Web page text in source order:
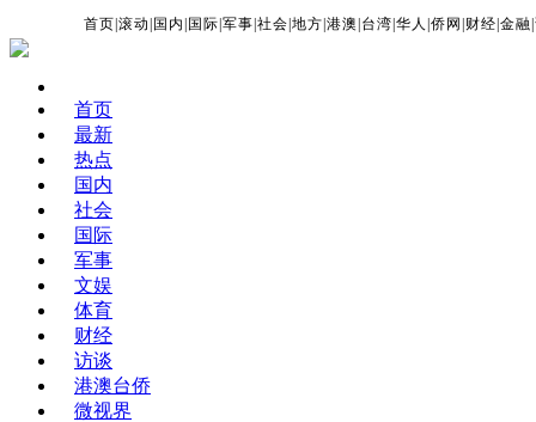
首页 |滚动 国内 国际 |军事 |社会 |地方 |港澳 台湾 |华人 |侨网 财经 |金融 |
首页
最新
热点
国内
社会
国际
军事
文娱
体育
财经
访谈
港澳台侨
微视界